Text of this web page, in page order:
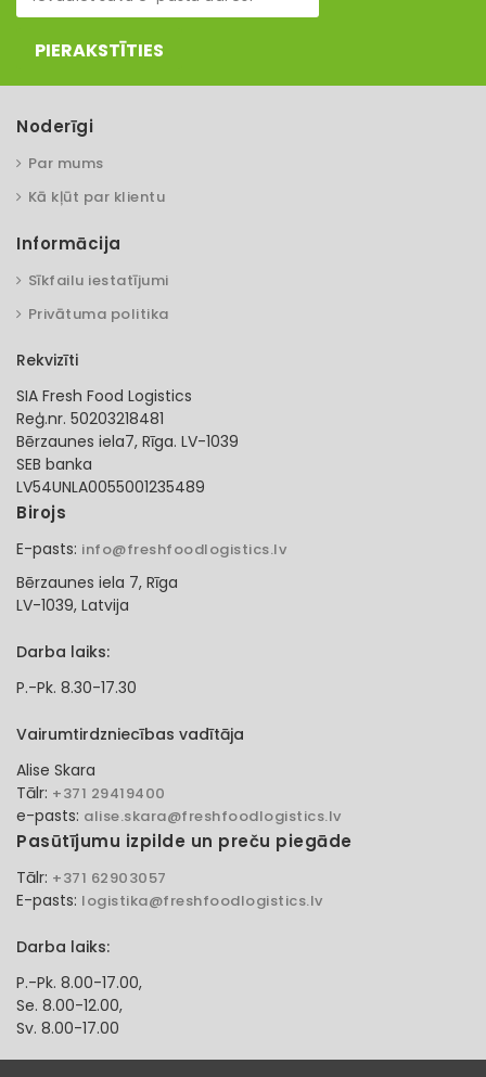
PIERAKSTĪTIES
Noderīgi
Par mums
Kā kļūt par klientu
Informācija
Sīkfailu iestatījumi
Privātuma politika
Rekvizīti
SIA Fresh Food Logistics
Reģ.nr. 50203218481
Bērzaunes iela7, Rīga. LV-1039
SEB banka
LV54UNLA0055001235489
Birojs
E-pasts: info@freshfoodlogistics.lv
Bērzaunes iela 7, Rīga
LV-1039, Latvija
Darba laiks:
P.-Pk. 8.30-17.30
Vairumtirdzniecības vadītāja
Alise Skara
Tālr: +371 29419400
e-pasts: alise.skara@freshfoodlogistics.lv
Pasūtījumu izpilde un preču piegāde
Tālr: +371 62903057
E-pasts: logistika@freshfoodlogistics.lv
Darba laiks:
P.-Pk. 8.00-17.00,
Se. 8.00-12.00,
Sv. 8.00-17.00